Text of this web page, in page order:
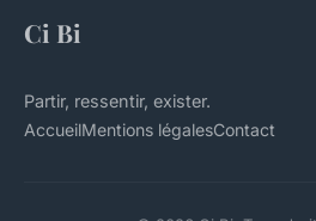
Ci Bi
Partir, ressentir, exister.
AccueilMentions légalesContact